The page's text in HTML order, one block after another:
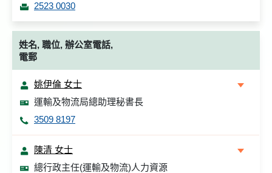
2523 0030
姓名, 職位, 辦公室電話,
電郵
姚伊倫 女士
運輸及物流局總助理秘書長
3509 8197
陳清 女士
總行政主任(運輸及物流)人力資源